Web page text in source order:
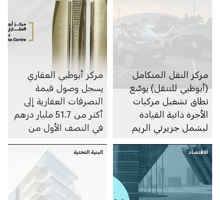
مركز النقل المتكامل
(أبوظبي للتنقل) يوسِّع
نطاق تشغيل مركبات
الأجرة ذاتية القيادة
ليشمل جزيرتي الريم
مركز أبوظبي العقاري
يسجل وصول قيمة
التصرفات العقارية إلى
أكثر من 51.7 مليار درهم
في النصف الأول من
الاقتصاد البنية التحتية